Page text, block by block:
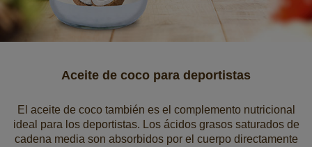
Aceite de coco para deportistas
El aceite de coco también es el complemento nutricional
ideal para los deportistas. Los ácidos grasos saturados de
cadena media son absorbidos por el cuerpo directamente